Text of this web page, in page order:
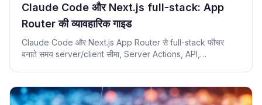
Claude Code और Next.js full-stack: App
Router की व्यावहारिक गाइड
Claude Code और Next.js App Router से full-stack फीचर
बनाते समय server/client सीमा, Server Actions, API,